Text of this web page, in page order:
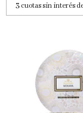
3 cuotas sin interés